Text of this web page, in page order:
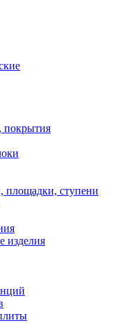
покрытия
ступени
изделия